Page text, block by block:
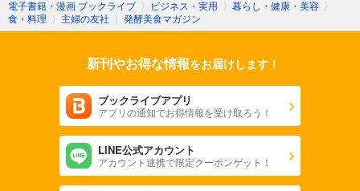
電子書籍・漫画 ブックライブ 〉 ビジネス・実用 〉 暮らし・健康・美容 〉
食・料理 〉 主婦の友社 〉 発酵美食マガジン
新刊やお得な情報をお届けします！
ブックライブアプリ
アプリの通知でお得情報を受け取ろう！
LINE公式アカウント
アカウント連携で限定クーポンゲット！